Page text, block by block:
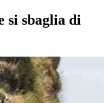
sbaglia di